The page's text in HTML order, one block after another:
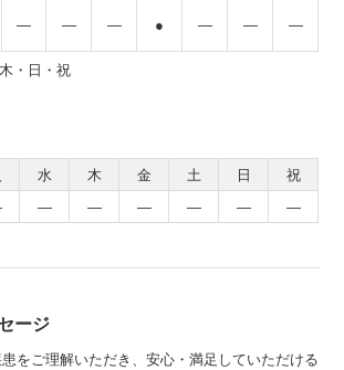
― ― ― ● ― ― ―
・日・祝
水 木 金 土 日
祝
― ― ― ― ― ―
ージ
患をご理解いただき、安心・満足していただける